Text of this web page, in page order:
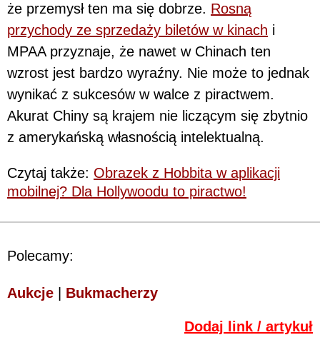
że przemysł ten ma się dobrze. Rosną
przychody ze sprzedaży biletów w kinach i
MPAA przyznaje, że nawet w Chinach ten
wzrost jest bardzo wyraźny. Nie może to jednak
wynikać z sukcesów w walce z piractwem.
Akurat Chiny są krajem nie liczącym się zbytnio
z amerykańską własnością intelektualną.
Czytaj także: Obrazek z Hobbita w aplikacji
mobilnej? Dla Hollywoodu to piractwo!
Polecamy:
Aukcje Bukmacherzy
Dodaj link / artykuł